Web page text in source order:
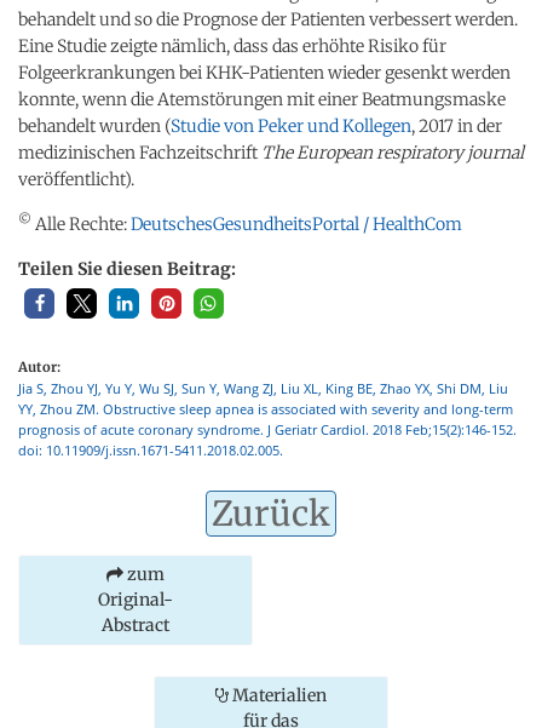
behandelt und so die Prognose der Patienten verbessert werden.
Eine Studie zeigte nämlich, dass das erhöhte Risiko für
Folgeerkrankungen bei KHK-Patienten wieder gesenkt werden
konnte, wenn die Atemstörungen mit einer Beatmungsmaske
behandelt wurden (Studie von Peker und Kollegen, 2017 in der
medizinischen Fachzeitschrift The European respiratory journal
veröffentlicht).
© Alle Rechte:DeutschesGesundheitsPortal / HealthCom
Teilen Sie diesen Beitrag:
Autor:
Jia S, Zhou YJ, Yu Y, Wu SJ, Sun Y, Wang ZJ, Liu XL, King BE, Zhao YX, Shi DM, Liu
YY, Zhou ZM. Obstructive sleep apnea is associated with severity and long-term
prognosis of acute coronary syndrome. J Geriatr Cardiol. 2018 Feb;15(2):146-152.
doi: 10.11909/j.issn.1671-5411.2018.02.005.
Zurück
zum
Original-
Abstract
Materialien
für das